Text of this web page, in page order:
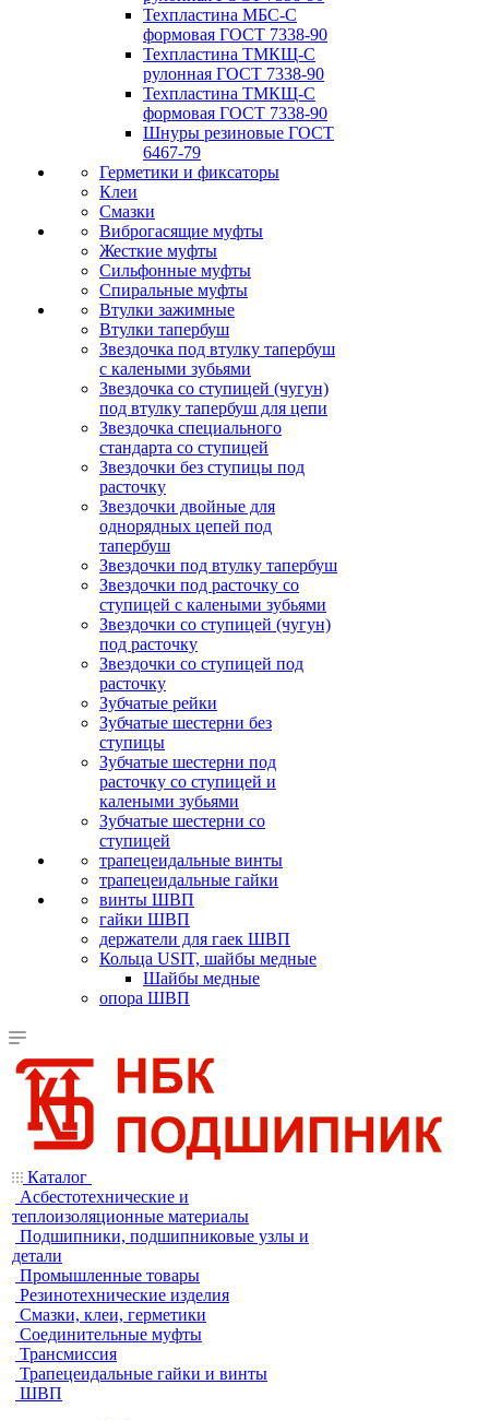
Техпластина МБС-С
формовая ГОСТ 7338-90
Техпластина ТМКЩ-С
рулонная ГОСТ 7338-90
Техпластина ТМКЩ-С
формовая ГОСТ 7338-90
Шнуры резиновые ГОСТ
6467-79
Герметики и фиксаторы
Клеи
Смазки
Виброгасящие муфты
Жесткие муфты
Сильфонные муфты
Спиральные муфты
Втулки зажимные
Втулки тапербуш
Звездочка под втулку тапербуш
c калеными зубьями
Звездочка со ступицей (чугун)
под втулку тапербуш для цепи
Звездочка специального
стандарта со ступицей
Звездочки без ступицы под
расточку
Звездочки двойные для
однорядных цепей под
тапербуш
Звездочки под втулку тапербуш
Звездочки под расточку со
ступицей с калеными зубьями
Звездочки со ступицей (чугун)
под расточку
Звездочки со ступицей под
расточку
Зубчатые рейки
Зубчатые шестерни без
ступицы
Зубчатые шестерни под
расточку со ступицей и
калеными зубьями
Зубчатые шестерни со
ступицей
трапецеидальные винты
трапецеидальные гайки
винты ШВП
гайки ШВП
держатели для гаек ШВП
Кольца USIT, шайбы медные
Шайбы медные
опора ШВП
Каталог
Асбестотехнические и
теплоизоляционные материалы
Подшипники, подшипниковые узлы и
детали
Промышленные товары
Резинотехнические изделия
Смазки, клеи, герметики
Соединительные муфты
Трансмиссия
Трапецеидальные гайки и винты
ШВП